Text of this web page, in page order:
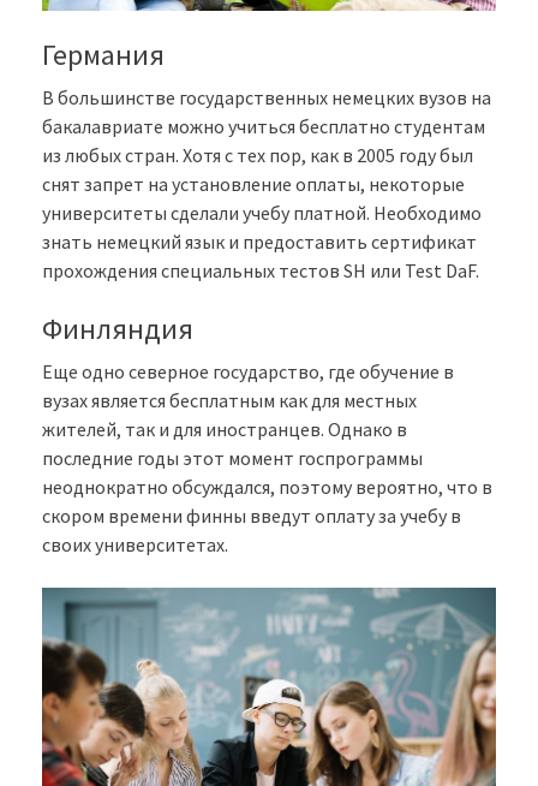
Германия
В большинстве государственных немецких вузов на
бакалавриате можно учиться бесплатно студентам
из любых стран. Хотя с тех пор, как в 2005 году был
снят запрет на установление оплаты, некоторые
университеты сделали учебу платной. Необходимо
знать немецкий язык и предоставить сертификат
прохождения специальных тестов SH или Test DaF.
Финляндия
Еще одно северное государство, где обучение в
вузах является бесплатным как для местных
жителей, так и для иностранцев. Однако в
последние годы этот момент госпрограммы
неоднократно обсуждался, поэтому вероятно, что в
скором времени финны введут оплату за учебу в
своих университетах.